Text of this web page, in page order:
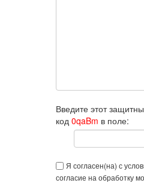
Введите этот
код 0qaBm в поле:
Я согласен(на) с
согласие на обработку